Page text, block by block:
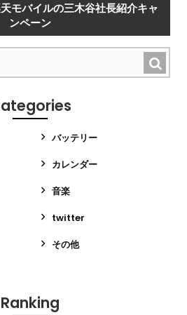
モバイルの三木谷社長紹介キャ
ンペーン
バッテリー
カレンダー
音楽
twitter
その他
Ranking